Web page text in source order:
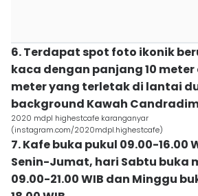
6. Terdapat spot foto ikonik
kaca dengan panjang 10 meter
meter yang terletak di lantai
background Kawah
2020 mdpl highestcafe karanganyar
(instagram.com/2020mdpl.highestcafe)
7. Kafe buka pukul 09.00-16.00
Senin-Jumat, hari Sabtu buka
09.00-21.00 WIB dan Minggu